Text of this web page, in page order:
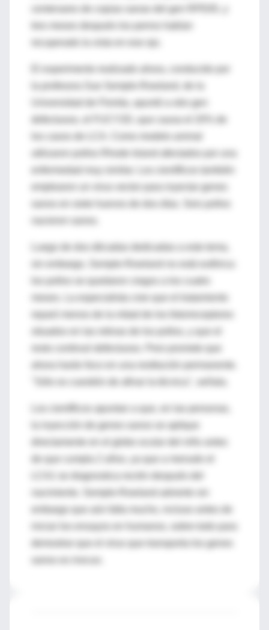
centenares de copias sanas del gen RPE65, y
recuperado la vista en ese ojo.
Universidad de Florida, apuntó a otro gen
emplearon un virus vector para inyectar genes
Luego de dos décadas dedicadas a este tema,
sin embargo, Semple-Rowland no está eufórica:
los pollos se quedaron ciegos a los cuatro
Los científicos apuntan a que, en las personas,
la inyección de genes sanos se aplique
LCA1 se diagnostica recién después del
embargo que aún falta mucho, incluso antes de
iniciar los ensayos en humanos, sobre todo para
demostrar que el virus que transporta los genes